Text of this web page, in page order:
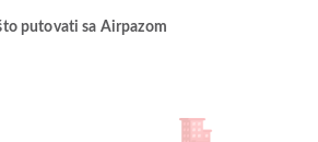
putovati sa Airpazom